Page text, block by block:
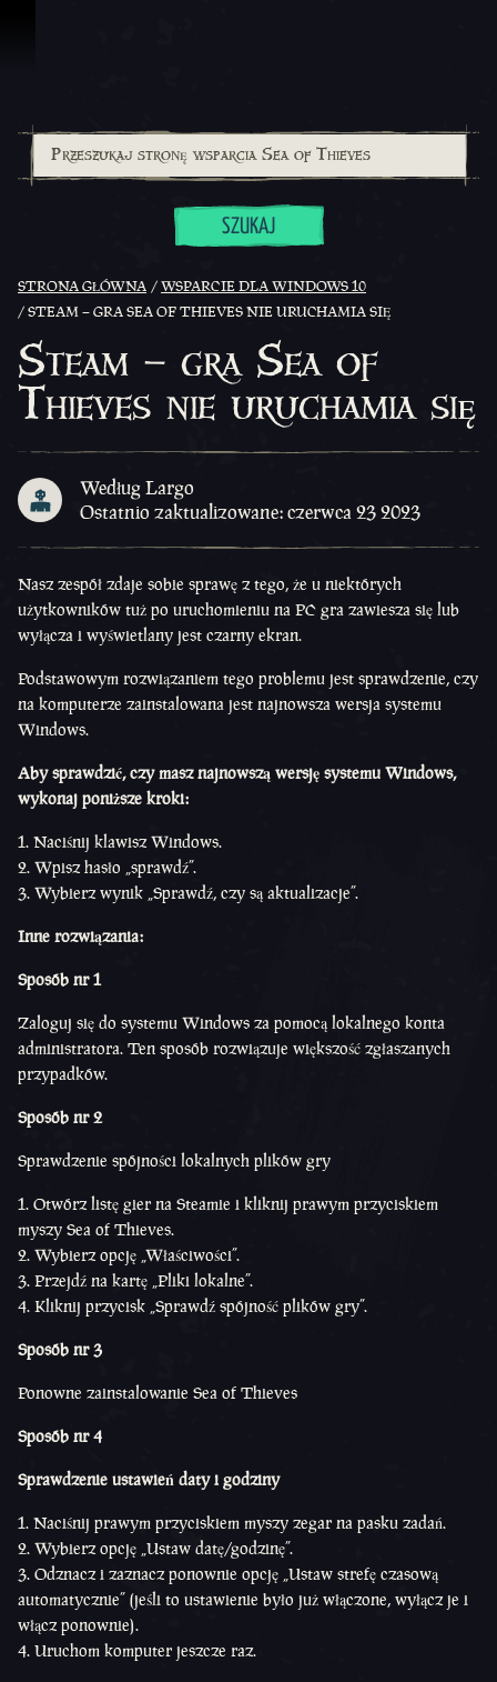
SZUKAJ
STRONA GŁÓWNA
WSPARCIE DLA WINDOWS 10
STEAM – GRA SEA OF THIEVES NIE URUCHAMIA SIĘ
Steam – gra Sea of
Thieves nie uruchamia się
Według Largo
Ostatnio zaktualizowane: czerwca 23 2023
Nasz zespół zdaje sobie sprawę z tego, że u niektórych
użytkowników tuż po uruchomieniu na PC gra zawiesza się lub
wyłącza i wyświetlany jest czarny ekran.
Podstawowym rozwiązaniem tego problemu jest sprawdzenie, czy
na komputerze zainstalowana jest najnowsza wersja systemu
Windows.
Aby sprawdzić, czy masz najnowszą wersję systemu Windows,
wykonaj poniższe kroki:
Naciśnij klawisz Windows.
Wpisz hasło „sprawdź”.
Wybierz wynik „Sprawdź, czy są aktualizacje”.
Inne rozwiązania:
Sposób nr 1
Zaloguj się do systemu Windows za pomocą lokalnego konta
administratora. Ten sposób rozwiązuje większość zgłaszanych
przypadków.
Sposób nr 2
Sprawdzenie spójności lokalnych plików gry
Otwórz listę gier na Steamie i kliknij prawym przyciskiem
myszy Sea of Thieves.
Wybierz opcję „Właściwości”.
Przejdź na kartę „Pliki lokalne”.
Kliknij przycisk „Sprawdź spójność plików gry”.
Sposób nr 3
Ponowne zainstalowanie Sea of Thieves
Sposób nr 4
Sprawdzenie ustawień daty i godziny
Naciśnij prawym przyciskiem myszy zegar na pasku zadań.
Wybierz opcję „Ustaw datę/godzinę”.
Odznacz i zaznacz ponownie opcję „Ustaw strefę czasową
automatycznie” (jeśli to ustawienie było już włączone, wyłącz je i
włącz ponownie).
Uruchom komputer jeszcze raz.